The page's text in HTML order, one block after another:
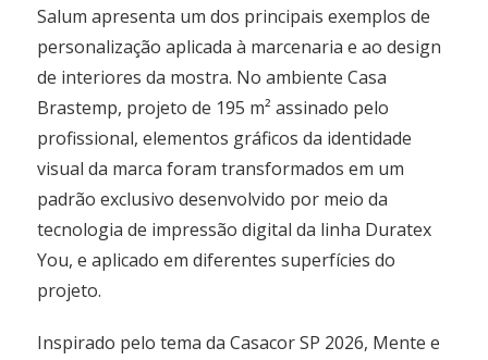
Salum apresenta um dos principais exemplos de
personalização aplicada à marcenaria e ao design
de interiores da mostra. No ambiente Casa
Brastemp, projeto de 195 m² assinado pelo
profissional, elementos gráficos da identidade
visual da marca foram transformados em um
padrão exclusivo desenvolvido por meio da
tecnologia de impressão digital da linha Duratex
You, e aplicado em diferentes superfícies do
projeto.
Inspirado pelo tema da Casacor SP 2026, Mente e